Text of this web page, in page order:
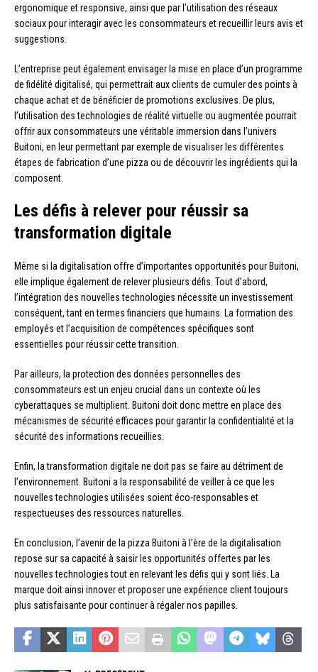
ergonomique et responsive, ainsi que par l’utilisation des réseaux
sociaux pour interagir avec les consommateurs et recueillir leurs avis et
suggestions.
L’entreprise peut également envisager la mise en place d’un programme
de fidélité digitalisé, qui permettrait aux clients de cumuler des points à
chaque achat et de bénéficier de promotions exclusives. De plus,
l’utilisation des technologies de réalité virtuelle ou augmentée pourrait
offrir aux consommateurs une véritable immersion dans l’univers
Buitoni, en leur permettant par exemple de visualiser les différentes
étapes de fabrication d’une pizza ou de découvrir les ingrédients qui la
composent.
Les défis à relever pour réussir sa
transformation digitale
Même si la digitalisation offre d’importantes opportunités pour Buitoni,
elle implique également de relever plusieurs défis. Tout d’abord,
l’intégration des nouvelles technologies nécessite un investissement
conséquent, tant en termes financiers que humains. La formation des
employés et l’acquisition de compétences spécifiques sont
essentielles pour réussir cette transition.
Par ailleurs, la protection des données personnelles des
consommateurs est un enjeu crucial dans un contexte où les
cyberattaques se multiplient. Buitoni doit donc mettre en place des
mécanismes de sécurité efficaces pour garantir la confidentialité et la
sécurité des informations recueillies.
Enfin, la transformation digitale ne doit pas se faire au détriment de
l’environnement. Buitoni a la responsabilité de veiller à ce que les
nouvelles technologies utilisées soient éco-responsables et
respectueuses des ressources naturelles.
En conclusion, l’avenir de la pizza Buitoni à l’ère de la digitalisation
repose sur sa capacité à saisir les opportunités offertes par les
nouvelles technologies tout en relevant les défis qui y sont liés. La
marque doit ainsi innover et proposer une expérience client toujours
plus satisfaisante pour continuer à régaler nos papilles.